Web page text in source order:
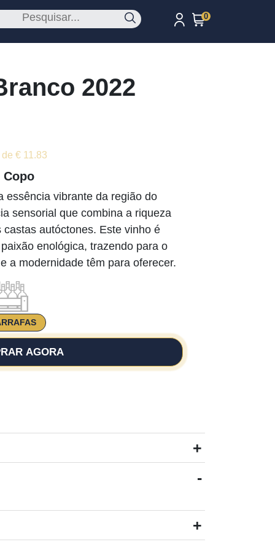
0
2022
€ 11.83
Copo
essência vibrante da região do
sensorial que combina a riqueza
autóctones. Este vinho é
enológica, trazendo para o
a modernidade têm para oferecer.
AGORA
+
-
+